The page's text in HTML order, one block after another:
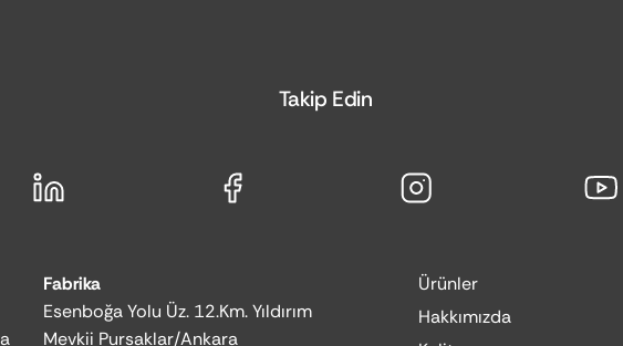
Fabrika
Esenboğa Yolu Üz. 12.Km. Yıldırım
Mevkii Pursaklar/Ankara
Ürünler
Hakkımızda
Takip Edin